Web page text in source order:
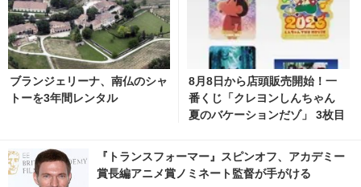
ブランジェリーナ、南仏のシャ
トーを3年間レンタル
8月8日から店頭販売開始！一
番くじ「クレヨンしんちゃん
夏のバケーションだゾ」 3枚目
『トランスフォーマー』スピンオフ、アカデミー
賞長編アニメ賞ノミネート監督が手がける